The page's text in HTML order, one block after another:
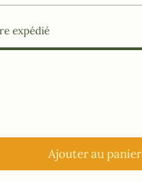
expédié
Ajouter au panier